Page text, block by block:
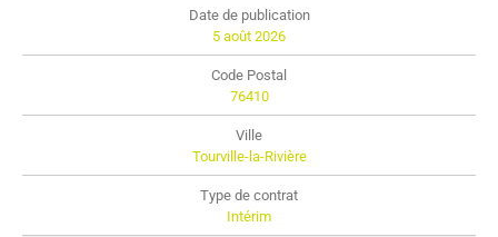
5 août 2026
76410
Tourville-la-Rivière
Intérim